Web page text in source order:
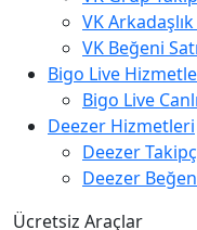
VK
VK Beğeni
Bigo Live
Bigo Live
Deezer Hizmetleri
Deezer
Deezer
Ücretsiz Araçlar